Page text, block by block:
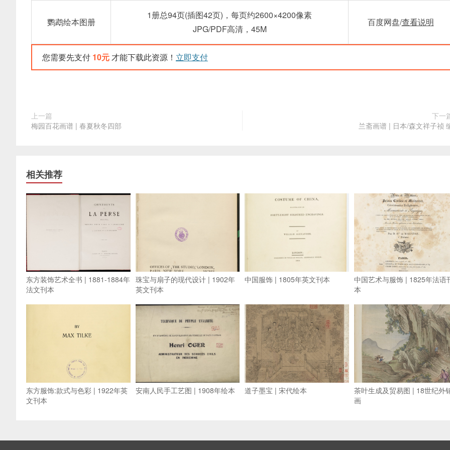
鹦鹉绘本图册
1册总94页(插图42页)，每页约2600×4200像素
JPG/PDF高清，45M
百度网盘/查看说明
您需要先支付 10元才能下载此资源！ 立即支付
上一篇
梅园百花画谱 | 春夏秋冬四部
下一
兰斋画谱 | 日本/森文祥子祯
相关推荐
东方装饰艺术全书 | 1881-1884年
法文刊本
珠宝与扇子的现代设计 | 1902年
英文刊本
中国服饰 | 1805年英文刊本
中国艺术与服饰 | 1825年法语
本
东方服饰:款式与色彩 | 1922年英
文刊本
安南人民手工艺图 | 1908年绘本 道子墨宝 | 宋代绘本
茶叶生成及贸易图 | 18世纪外
画